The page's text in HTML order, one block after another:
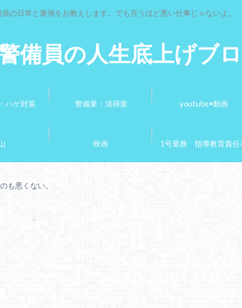
備員の人生底上げブ
の日常と裏側をお教えします。でも言うほど悪い仕事じゃないよ。
ハゲ対策 警備業・清掃業 youtube•動画
映画 1号業務 指導教育責任
も悪くない。